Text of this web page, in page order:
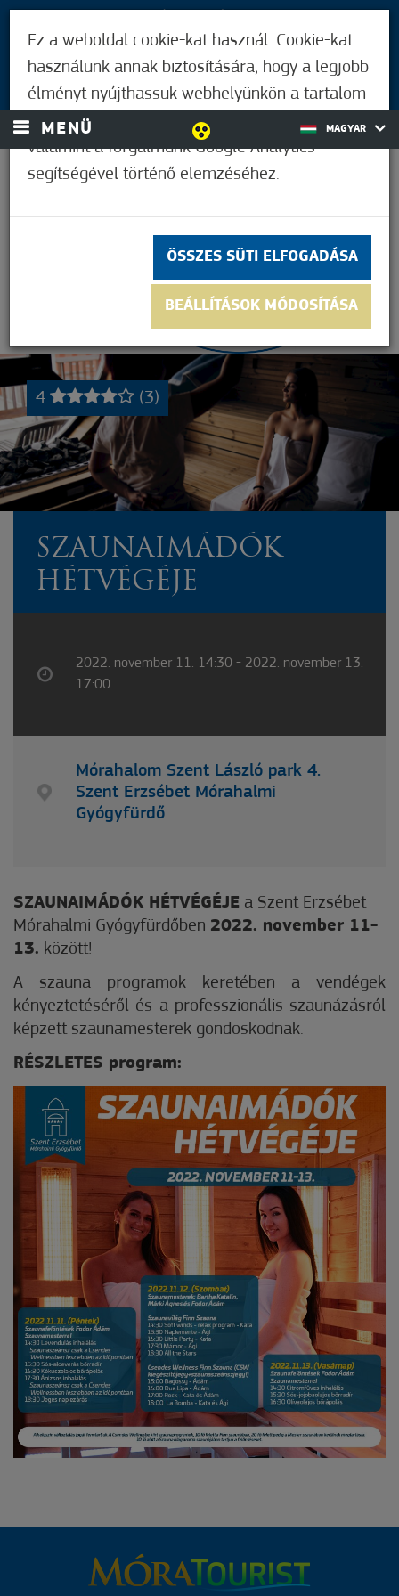
BEJELENTKEZÉS
MENÜ MAGYAR
4 (3)
SZAUNAIMÁDÓK
HÉTVÉGÉJE
2022. november 11. 14:30 - 2022. november 13.
17:00
Mórahalom Szent László park 4.
Szent Erzsébet Mórahalmi
Gyógyfürdő
SZAUNAIMÁDÓK HÉTVÉGÉJE a Szent Erzsébet
Mórahalmi Gyógyfürdőben 2022. november 11-
13. között!
A szauna programok keretében a vendégek
kényeztetéséről és a professzionális szaunázásról
képzett szaunamesterek gondoskodnak.
RÉSZLETES program:
Ez a weboldal cookie-kat használ. Cookie-kat
használunk annak biztosítására, hogy a legjobb
élményt nyújthassuk webhelyünkön a tartalom
és a hirdetések személyre szabásához,
valamint a forgalmunk Google Analytics
segítségével történő elemzéséhez.
ÖSSZES SÜTI ELFOGADÁSA
BEÁLLÍTÁSOK MÓDOSÍTÁSA